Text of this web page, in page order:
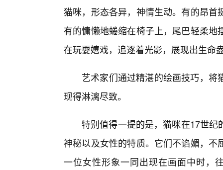
猫咪，形态各异，神情生动。有的昂
有的慵懒地蜷缩在椅子上，尾巴轻柔
在玩耍嬉戏，追逐着光影，展现出生命
艺术家们通过精湛的绘画技巧，
现得淋漓尽致。
特别值得一提的是，猫咪在17世
神秘以及女性的特质。它们不谄媚，
一位女性形象一同出现在画面中时，